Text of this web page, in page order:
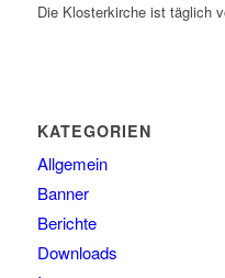
Die Klosterkirche ist täglich
KATEGORIEN
Allgemein
Banner
Berichte
Downloads